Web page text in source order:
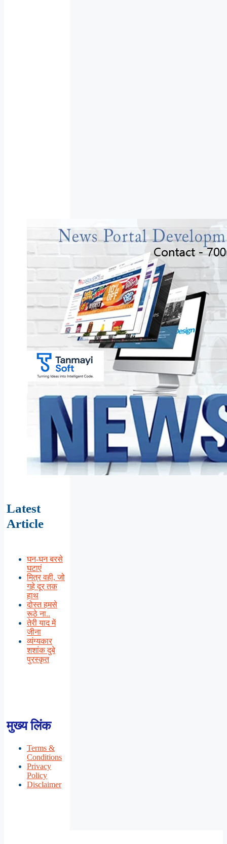
Latest
Article
घन-घन बरसे
घटाएं
मित्र वही, जो
गहे दूर तक
हाथ
दोस्त हमसे
रूठे ना..
तेरी याद में
जीना
व्यंग्यकार
शशांक दुबे
पुरस्कृत
मुख्य लिंक
Terms &
Conditions
Privacy
Policy
Disclaimer